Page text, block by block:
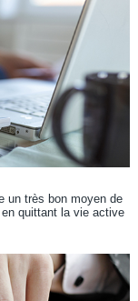
un très bon moyen de
quittant la vie active